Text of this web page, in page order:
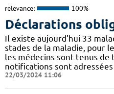
relevance: 100%
Déclarations
Il existe aujourd’hui 33
stades de la maladie, pour
les médecins sont tenus
notifications sont
22/03/2024 11:06